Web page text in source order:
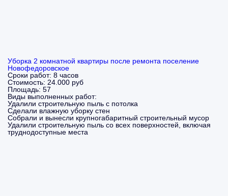
Уборка 2 комнатной квартиры после ремонта поселение
Новофедоровское
Сроки работ: 8 часов
Стоимость: 24.000 руб
Площадь: 57
Виды выполненных работ:
Удалили строительную пыль с потолка
Сделали влажную уборку стен
Собрали и вынесли крупногабаритный строительный мусор
Удалили строительную пыль со всех поверхностей, включая
труднодоступные места